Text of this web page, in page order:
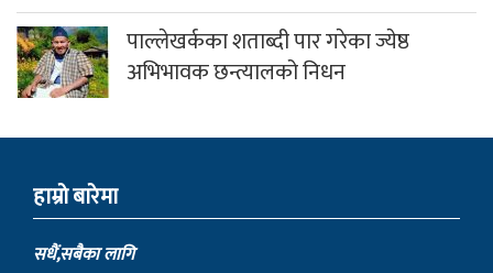
पाल्लेखर्कका शताब्दी पार गरेका ज्येष्ठ
अभिभावक छन्त्यालको निधन
हाम्राे बारेमा
सधैं,सबैका लागि